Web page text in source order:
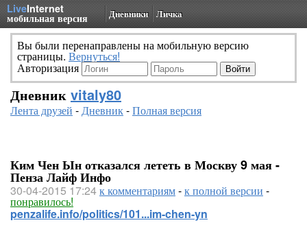
LiveInternet
мобильная версия Дневники Личка
Вы были перенаправлены на мобильную версию
страницы. Вернуться!
Авторизация
Дневник vitaly80
Лента друзей -Дневник-Полная версия
Ким Чен Ын отказался лететь в Москву 9 мая -
Пенза Лайф Инфо
30-04-2015 17:24к комментариям-к полной версии -
понравилось!
penzalife.info/politics/101...im-chen-yn